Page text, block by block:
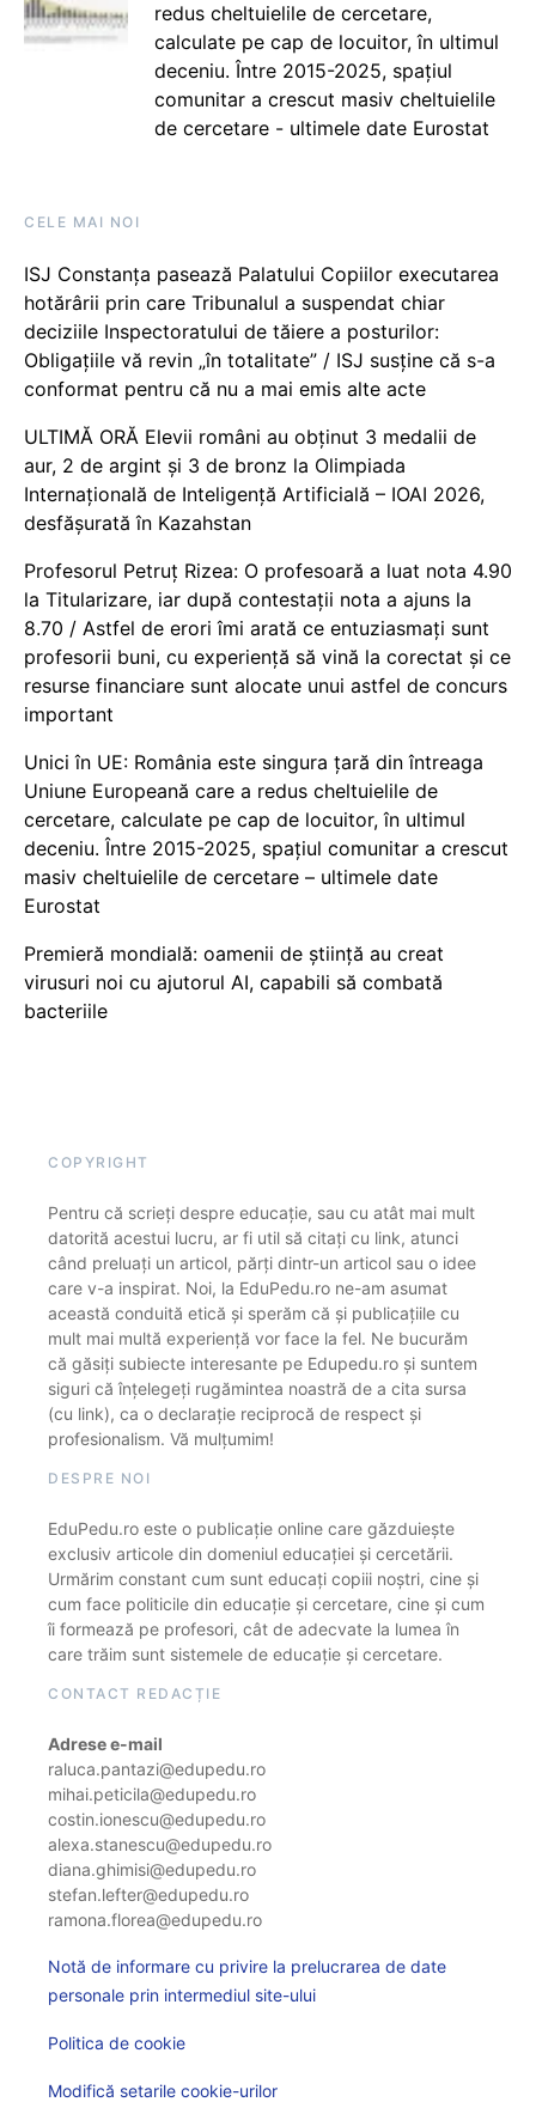
redus cheltuielile de cercetare,
calculate pe cap de locuitor, în ultimul
deceniu. Între 2015-2025, spațiul
comunitar a crescut masiv cheltuielile
de cercetare - ultimele date Eurostat
CELE MAI NOI
ISJ Constanța pasează Palatului Copiilor executarea
hotărârii prin care Tribunalul a suspendat chiar
deciziile Inspectoratului de tăiere a posturilor:
Obligațiile vă revin „în totalitate” / ISJ susține că s-a
conformat pentru că nu a mai emis alte acte
ULTIMĂ ORĂ Elevii români au obținut 3 medalii de
aur, 2 de argint și 3 de bronz la Olimpiada
Internațională de Inteligență Artificială – IOAI 2026,
desfășurată în Kazahstan
Profesorul Petruț Rizea: O profesoară a luat nota 4.90
la Titularizare, iar după contestații nota a ajuns la
8.70 / Astfel de erori îmi arată ce entuziasmați sunt
profesorii buni, cu experiență să vină la corectat și ce
resurse financiare sunt alocate unui astfel de concurs
important
Unici în UE: România este singura țară din întreaga
Uniune Europeană care a redus cheltuielile de
cercetare, calculate pe cap de locuitor, în ultimul
deceniu. Între 2015-2025, spațiul comunitar a crescut
masiv cheltuielile de cercetare – ultimele date
Eurostat
Premieră mondială: oamenii de știință au creat
virusuri noi cu ajutorul AI, capabili să combată
bacteriile
COPYRIGHT
Pentru că scrieți despre educație, sau cu atât mai mult
datorită acestui lucru, ar fi util să citați cu link, atunci
când preluați un articol, părți dintr-un articol sau o idee
care v-a inspirat. Noi, la EduPedu.ro ne-am asumat
această conduită etică și sperăm că și publicațiile cu
mult mai multă experiență vor face la fel. Ne bucurăm
că găsiți subiecte interesante pe Edupedu.ro și suntem
siguri că înțelegeți rugămintea noastră de a cita sursa
(cu link), ca o declarație reciprocă de respect și
profesionalism. Vă mulțumim!
DESPRE NOI
EduPedu.ro este o publicație online care găzduiește
exclusiv articole din domeniul educației și cercetării.
Urmărim constant cum sunt educați copiii noștri, cine și
cum face politicile din educație și cercetare, cine și cum
îi formează pe profesori, cât de adecvate la lumea în
care trăim sunt sistemele de educație și cercetare.
CONTACT REDACȚIE
Adrese e-mail
raluca.pantazi@edupedu.ro
mihai.peticila@edupedu.ro
costin.ionescu@edupedu.ro
alexa.stanescu@edupedu.ro
diana.ghimisi@edupedu.ro
stefan.lefter@edupedu.ro
ramona.florea@edupedu.ro
Notă de informare cu privire la prelucrarea de date
personale prin intermediul site-ului
Politica de cookie
Modifică setarile cookie-urilor